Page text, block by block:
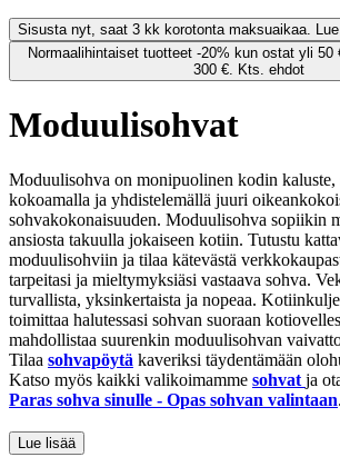
Sisusta nyt, saat 3 kk korotonta maksuaikaa.
Normaalihintaiset tuotteet -20% kun ostat yli 50
300 €. Kts. ehdot
Moduulisohvat
Moduulisohva on monipuolinen kodin kaluste,
kokoamalla ja yhdistelemällä juuri
sohvakokonaisuuden. Moduulisohva sopiikin
ansiosta takuulla jokaiseen kotiin. Tutustu
moduulisohviin ja tilaa kätevästä
tarpeitasi ja mieltymyksiäsi vastaava sohva.
turvallista, yksinkertaista ja nopeaa.
toimittaa halutessasi sohvan suoraan
mahdollistaa suurenkin moduulisohvan
Tilaa sohvapöytä kaveriksi täydentämään
Katso myös kaikki valikoimamme sohvat ja
Paras sohva sinulle - Opas sohvan valintaan.
Lue lisää